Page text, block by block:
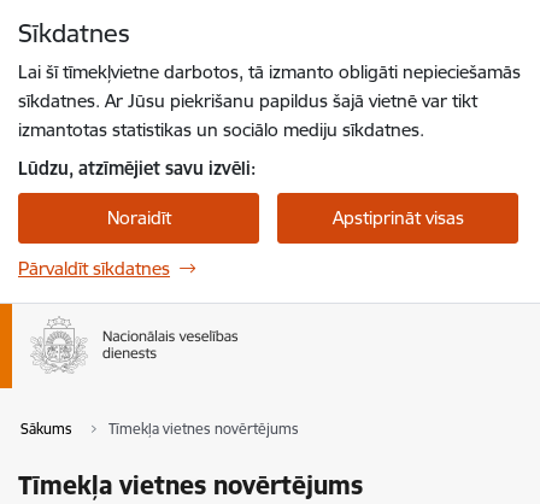
Sīkdatnes
Lai šī tīmekļvietne darbotos, tā izmanto obligāti nepieciešamās
sīkdatnes. Ar Jūsu piekrišanu papildus šajā vietnē var tikt
izmantotas statistikas un sociālo mediju sīkdatnes.
Lūdzu, atzīmējiet savu izvēli:
Noraidīt Apstiprināt visas
Pārvaldīt sīkdatnes
Sākums Tīmekļa vietnes novērtējums
Tīmekļa vietnes novērtējums